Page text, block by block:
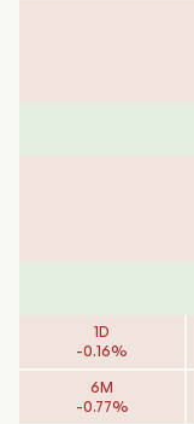
1D
-0.16%
6M
-0.77%